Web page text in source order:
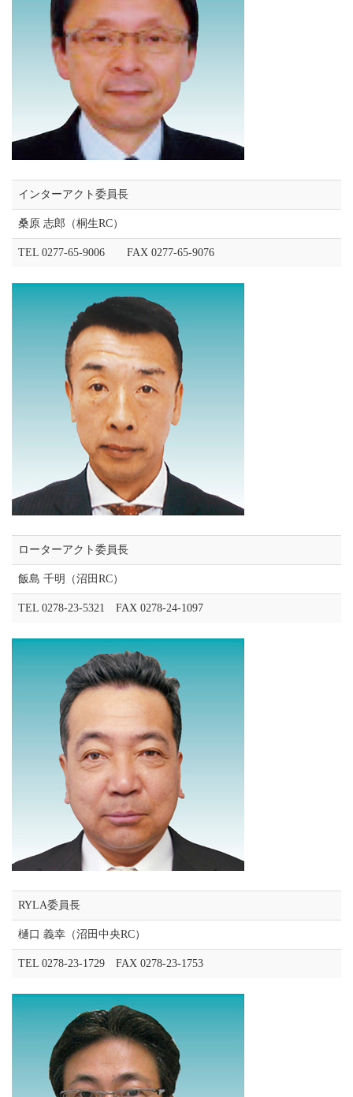
インターアクト委員長
桑原 志郎（桐生RC）
TEL 0277-65-9006 FAX 0277-65-9076
ローターアクト委員長
飯島 千明（沼田RC）
TEL 0278-23-5321 FAX 0278-24-1097
RYLA委員長
樋口 義幸（沼田中央RC）
TEL 0278-23-1729 FAX 0278-23-1753